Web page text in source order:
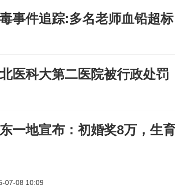
事件追踪:多名老师血铅超标
医科大第二医院被行政处罚
一地宣布：初婚奖8万，生
07-08 10:09